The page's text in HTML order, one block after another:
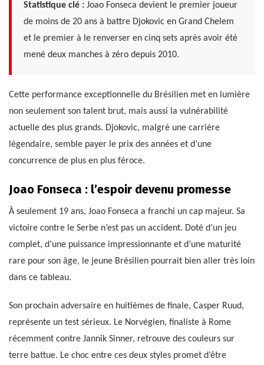
Statistique clé : Joao Fonseca devient le premier joueur
de moins de 20 ans à battre Djokovic en Grand Chelem
et le premier à le renverser en cinq sets après avoir été
mené deux manches à zéro depuis 2010.
Cette performance exceptionnelle du Brésilien met en lumière
non seulement son talent brut, mais aussi la vulnérabilité
actuelle des plus grands. Djokovic, malgré une carrière
légendaire, semble payer le prix des années et d’une
concurrence de plus en plus féroce.
Joao Fonseca : l’espoir devenu promesse
À seulement 19 ans, Joao Fonseca a franchi un cap majeur. Sa
victoire contre le Serbe n’est pas un accident. Doté d’un jeu
complet, d’une puissance impressionnante et d’une maturité
rare pour son âge, le jeune Brésilien pourrait bien aller très loin
dans ce tableau.
Son prochain adversaire en huitièmes de finale, Casper Ruud,
représente un test sérieux. Le Norvégien, finaliste à Rome
récemment contre Jannik Sinner, retrouve des couleurs sur
terre battue. Le choc entre ces deux styles promet d’être